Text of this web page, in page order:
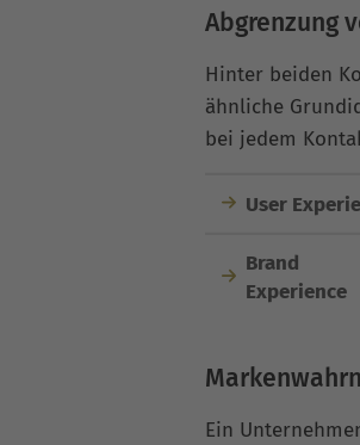
Abgrenzung
Hinter beiden
ähnliche
bei jedem
User
Brand
Experience
Ein